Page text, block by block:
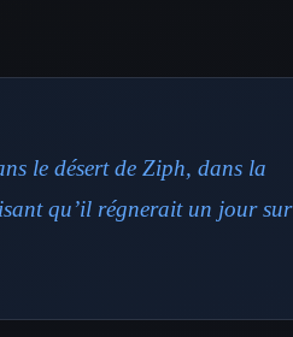
le désert de Ziph, dans la
qu’il régnerait un jour sur